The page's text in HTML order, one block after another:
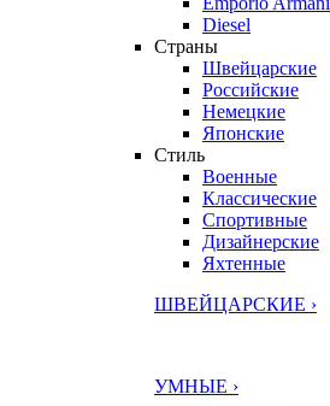
Diesel
Страны
Швейцарские
Российские
Немецкие
Японские
Стиль
Военные
Классические
Спортивные
Дизайнерские
Яхтенные
ШВЕЙЦАРСКИЕ ›
УМНЫЕ ›